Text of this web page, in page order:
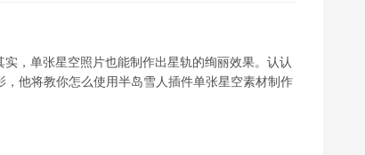
，单张星空照片也能制作出星轨的绚丽效果。认认
他将教你怎么使用半岛雪人插件单张星空素材制作